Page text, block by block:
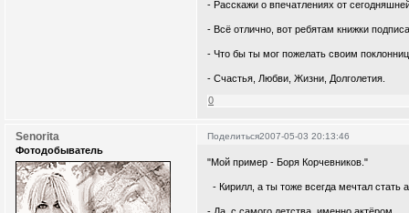
- Расскажи о впечатлениях от
- Всё отлично, вот ребятам книжки
- Что бы ты мог пожелать своим
- Счастья, Любви, Жизни, Долголетия.
0
Поделиться2007-05-03 20:13:46
Senorita
Фотодобыватель
"Мой пример - Боря Корчевников."
- Кирилл, а ты тоже всегда мечтал стать